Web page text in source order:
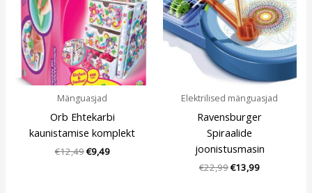
Mänguasjad
Orb Ehtekarbi
kaunistamise komplekt
€12,49€9,49
Elektrilised mänguasjad
Ravensburger
Spiraalide
joonistusmasin
€22,99€13,99